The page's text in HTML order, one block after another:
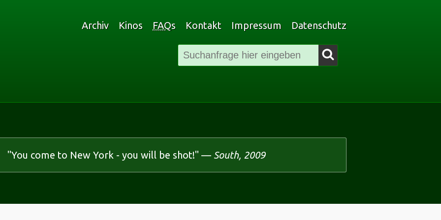
Archiv Kinos FAQs Kontakt Impressum
Datenschutz
"You come to New York - you will be shot!" — South, 2009